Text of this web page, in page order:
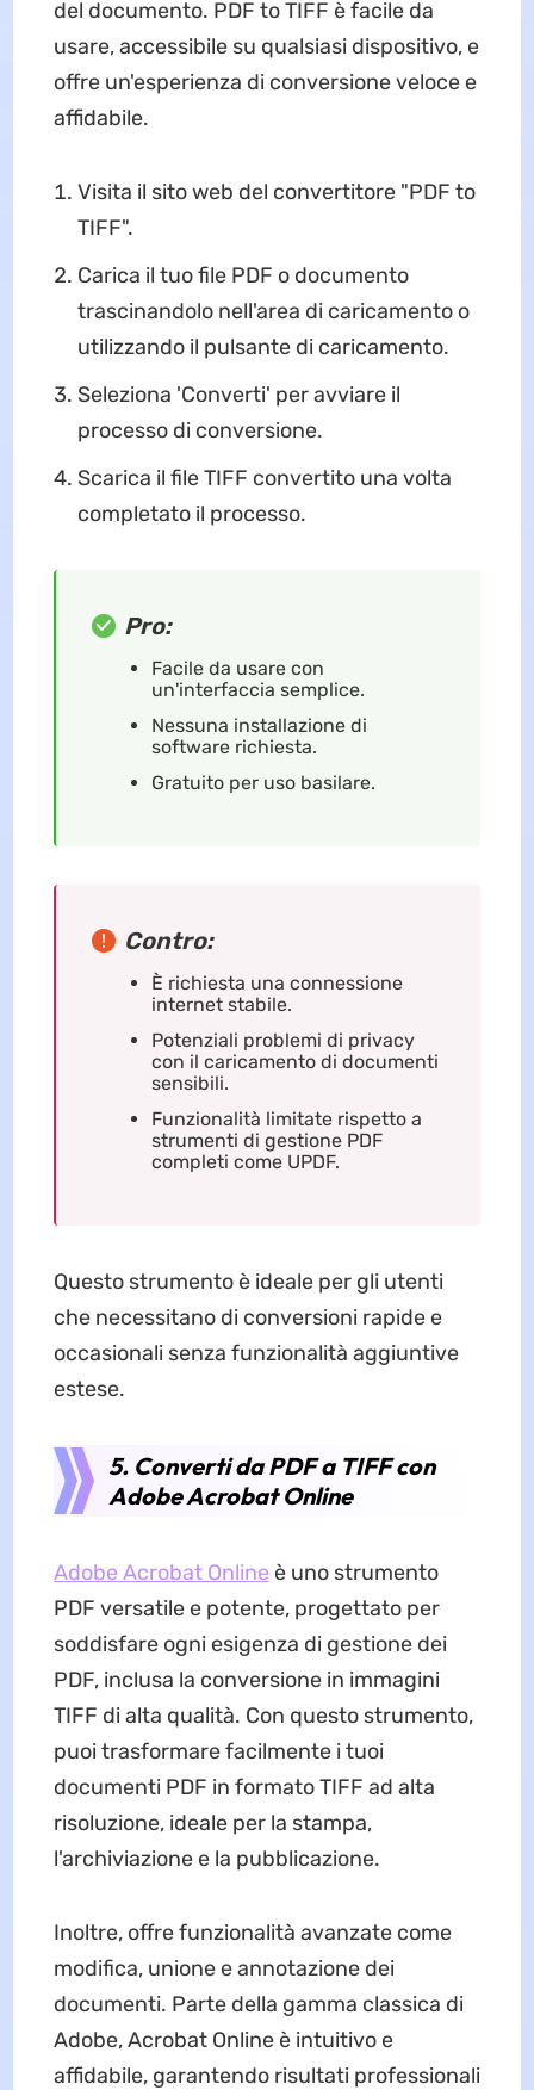
del documento. PDF to TIFF è facile da
usare, accessibile su qualsiasi dispositivo, e
offre un'esperienza di conversione veloce e
affidabile.
Visita il sito web del convertitore "PDF to
TIFF".
Carica il tuo file PDF o documento
trascinandolo nell'area di caricamento o
utilizzando il pulsante di caricamento.
Seleziona 'Converti' per avviare il
processo di conversione.
Scarica il file TIFF convertito una volta
completato il processo.
Pro:
Facile da usare con
un'interfaccia semplice.
Nessuna installazione di
software richiesta.
Gratuito per uso basilare.
Contro:
È richiesta una connessione
internet stabile.
Potenziali problemi di privacy
con il caricamento di documenti
sensibili.
Funzionalità limitate rispetto a
strumenti di gestione PDF
completi come UPDF.
Questo strumento è ideale per gli utenti
che necessitano di conversioni rapide e
occasionali senza funzionalità aggiuntive
estese.
5. Converti da PDF a TIFF con
Adobe Acrobat Online
Adobe Acrobat Online è uno strumento
PDF versatile e potente, progettato per
soddisfare ogni esigenza di gestione dei
PDF, inclusa la conversione in immagini
TIFF di alta qualità. Con questo strumento,
puoi trasformare facilmente i tuoi
documenti PDF in formato TIFF ad alta
risoluzione, ideale per la stampa,
l'archiviazione e la pubblicazione.
Inoltre, offre funzionalità avanzate come
modifica, unione e annotazione dei
documenti. Parte della gamma classica di
Adobe, Acrobat Online è intuitivo e
affidabile, garantendo risultati professionali